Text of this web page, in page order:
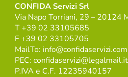
CONFIDA Servizi Srl
Via Napo Torriani, 29 – 20124
T +39 02 33105685
F +39 02 33105705
MailTo: info@confidaservizi.com
PEC: confidaservizi@legalmail.it
P.IVA e C.F. 12235940157